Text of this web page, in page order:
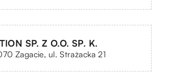
SP. Z O.O. SP. K.
Zagacie, ul. Strażacka 21